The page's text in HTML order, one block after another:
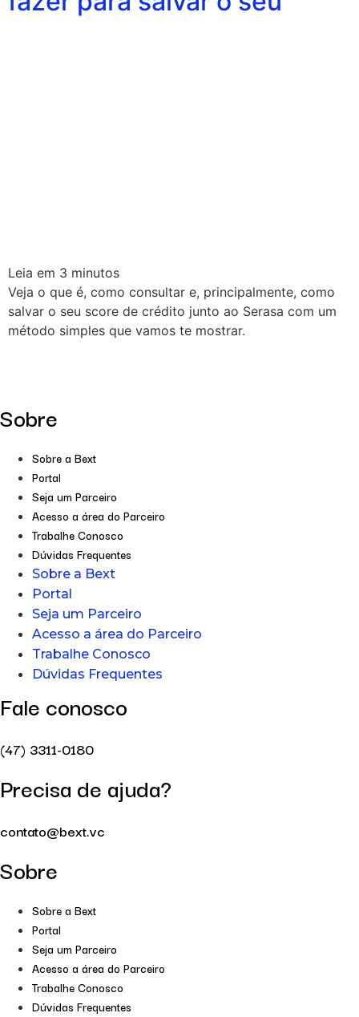
Leia em 3 minutos
Veja o que é, como consultar e, principalmente, como
salvar o seu score de crédito junto ao Serasa com um
método simples que vamos te mostrar.
Sobre
Sobre a Bext
Portal
Seja um Parceiro
Acesso a área do Parceiro
Trabalhe Conosco
Dúvidas Frequentes
Sobre a Bext
Portal
Seja um Parceiro
Acesso a área do Parceiro
Trabalhe Conosco
Dúvidas Frequentes
Fale conosco
(47) 3311-0180
Precisa de ajuda?
contato@bext.vc
Sobre
Sobre a Bext
Portal
Seja um Parceiro
Acesso a área do Parceiro
Trabalhe Conosco
Dúvidas Frequentes